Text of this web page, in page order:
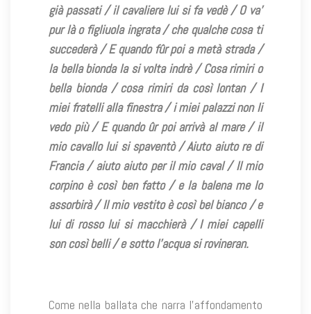
già passati / il cavaliere lui si fa vedè / O va’
pur là o figliuola ingrata / che qualche cosa ti
succederà / E quando fûr poi a metà strada /
la bella bionda la si volta indrè / Cosa rimiri o
bella bionda / cosa rimiri da così lontan / I
miei fratelli alla finestra / i miei palazzi non li
vedo più / E quando ûr poi arrivà al mare / il
mio cavallo lui si spaventò / Aiuto aiuto re di
Francia / aiuto aiuto per il mio caval / Il mio
corpino è così ben fatto / e la balena me lo
assorbirà / Il mio vestito è così bel bianco / e
lui di rosso lui si macchierà / I miei capelli
son così belli / e sotto l’acqua si rovineran.
Come nella ballata che narra l’affondamento